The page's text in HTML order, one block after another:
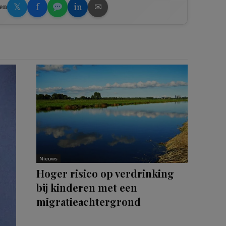
𝕏 f in ✉
Nieuws
Hoger risico op verdrinking
bij kinderen met een
migratieachtergrond